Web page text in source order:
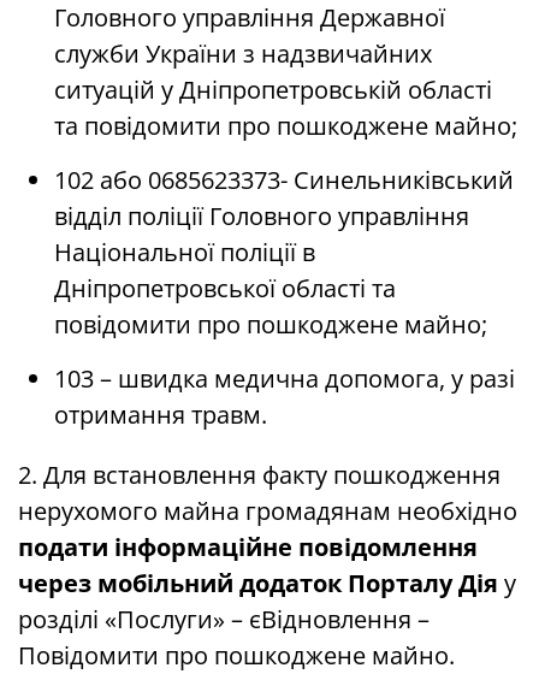
Головного управління Державної
служби України з надзвичайних
ситуацій у Дніпропетровській області
та повідомити про пошкоджене майно;
102 або 0685623373- Синельниківський
відділ поліції Головного управління
Національної поліції в
Дніпропетровської області та
повідомити про пошкоджене майно;
103 – швидка медична допомога, у разі
отримання травм.
2. Для встановлення факту пошкодження
нерухомого майна громадянам необхідно
подати інформаційне повідомлення
через мобільний додаток Порталу Дія у
розділі «Послуги» – єВідновлення –
Повідомити про пошкоджене майно.